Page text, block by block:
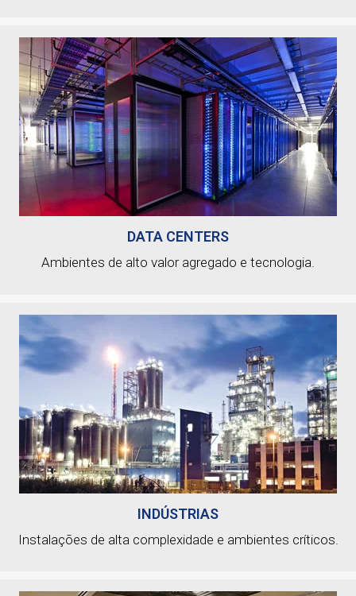
DATA CENTERS
Ambientes de alto valor agregado e tecnologia.
INDÚSTRIAS
Instalações de alta complexidade e ambientes críticos.